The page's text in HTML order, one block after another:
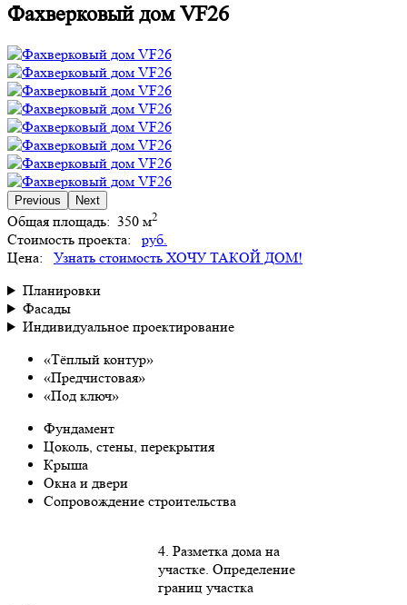
Фахверковый дом VF26
Previous Next
Общая площадь: 350 м2
Стоимость проекта:
руб.
Цена:
Узнать стоимость ХОЧУ ТАКОЙ ДОМ!
Планировки
Фасады
Индивидуальное проектирование
«Тёплый контур»
«Предчистовая»
«Под ключ»
Фундамент
Цоколь, стены, перекрытия
Крыша
Окна и двери
Сопровождение строительства
4. Разметка дома на
участке. Определение
границ участка